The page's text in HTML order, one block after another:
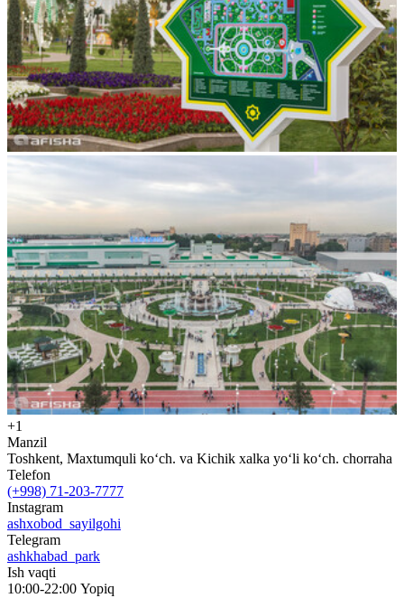
+1
Manzil
Toshkent, Maxtumquli ko‘ch. va Kichik xalka yo‘li ko‘ch. chorraha
Telefon
(+998) 71-203-7777
Instagram
ashxobod_sayilgohi
Telegram
ashkhabad_park
Ish vaqti
10:00-22:00 Yopiq